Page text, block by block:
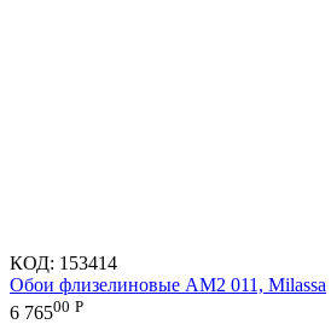
КОД: 153414
Обои флизелиновые AM2 011, Milassa
6 76500 Р